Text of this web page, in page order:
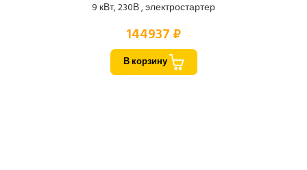
9 кВт, 230В , электростартер
144937 ₽
В корзину